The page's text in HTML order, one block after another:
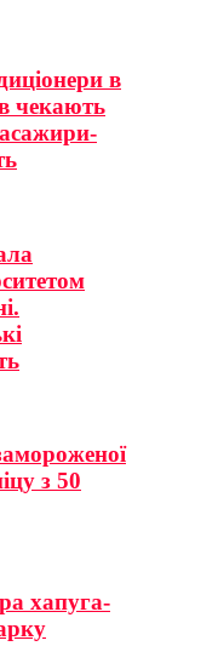
в
чекають
з 50
хапуга-